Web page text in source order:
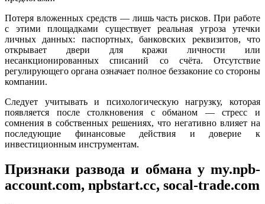
Потеря вложенных средств — лишь часть рисков. При работе
с этими площадками существует реальная угроза утечки
личных данных: паспортных, банковских реквизитов, что
открывает двери для кражи личности или
несанкционированных списаний со счёта. Отсутствие
регулирующего органа означает полное беззаконие со стороны
компании.
Следует учитывать и психологическую нагрузку, которая
появляется после столкновения с обманом — стресс и
сомнения в собственных решениях, что негативно влияет на
последующие финансовые действия и доверие к
инвестиционным инструментам.
Признаки развода и обмана у my.npb-
account.com, npbstart.cc, socal-trade.com